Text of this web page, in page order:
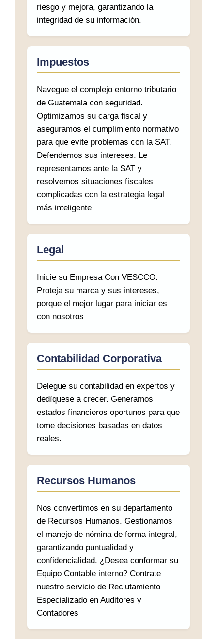
riesgo y mejora, garantizando la
integridad de su información.
Impuestos
Navegue el complejo entorno tributario
de Guatemala con seguridad.
Optimizamos su carga fiscal y
aseguramos el cumplimiento normativo
para que evite problemas con la SAT.
Defendemos sus intereses. Le
representamos ante la SAT y
resolvemos situaciones fiscales
complicadas con la estrategia legal
más inteligente
Legal
Inicie su Empresa Con VESCCO.
Proteja su marca y sus intereses,
porque el mejor lugar para iniciar es
con nosotros
Contabilidad Corporativa
Delegue su contabilidad en expertos y
dedíquese a crecer. Generamos
estados financieros oportunos para que
tome decisiones basadas en datos
reales.
Recursos Humanos
Nos convertimos en su departamento
de Recursos Humanos. Gestionamos
el manejo de nómina de forma integral,
garantizando puntualidad y
confidencialidad. ¿Desea conformar su
Equipo Contable interno? Contrate
nuestro servicio de Reclutamiento
Especializado en Auditores y
Contadores